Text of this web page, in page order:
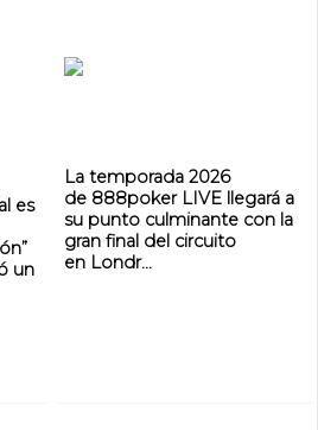
es
un
La temporada 2026
de 888poker LIVE llegará a
su punto culminante con la
gran final del circuito
en Londr...